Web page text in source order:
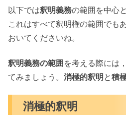
以下では釈明義務の範囲を中心
これはすべて釈明権の範囲でも
おいてくださいね。
釈明義務の範囲を考える際には
てみましょう。 消極的釈明と積
消極的釈明